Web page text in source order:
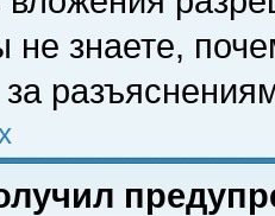
не знаете,